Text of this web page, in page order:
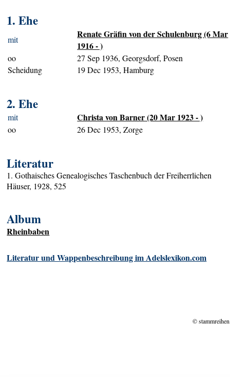
1. Ehe
mit
Renate Gräfin von der Schulenburg (6 Mar
1916 - )
oo
27 Sep 1936, Georgsdorf, Posen
Scheidung
19 Dec 1953, Hamburg
2. Ehe
mit Christa von Barner (20 Mar 1923 - )
oo 26 Dec 1953, Zorge
Literatur
1. Gothaisches Genealogisches Taschenbuch der Freiherrlichen
Häuser, 1928, 525
Album
Rheinbaben
Literatur und Wappenbeschreibung im Adelslexikon.com
©